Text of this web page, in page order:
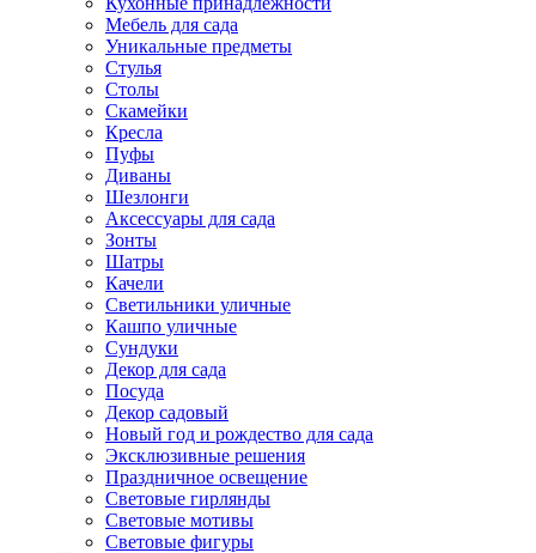
Мебель для сада
Уникальные предметы
Стулья
Столы
Скамейки
Кресла
Пуфы
Диваны
Шезлонги
Аксессуары для сада
Зонты
Шатры
Качели
Cветильники уличные
Кашпо уличные
Сундуки
Декор для сада
Посуда
Декор садовый
Новый год и рождество для сада
Эксклюзивные решения
Праздничное освещение
Световые гирлянды
Световые мотивы
Световые фигуры